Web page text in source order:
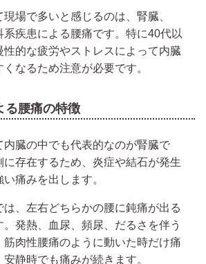
場で多いと感じるのは、腎臓、
系疾患による腰痛です。特に40代以
性的な疲労やストレスによって内臓
なるため注意が必要です。
る腰痛の特徴
内臓の中でも代表的なのが腎臓で
に存在するため、炎症や結石が発生
痛みを出します。
、左右どちらかの腰に鈍痛が出る
発熱、血尿、頻尿、だるさを伴う
筋肉性腰痛のように動いた時だけ痛
静時でも痛みが続きます。